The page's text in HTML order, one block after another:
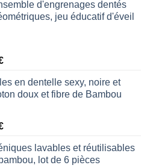
d'engrenages dentés
jeu éducatif d'éveil
en dentelle sexy, noire et
doux et fibre de Bambou
lavables et réutilisables
lot de 6 pièces